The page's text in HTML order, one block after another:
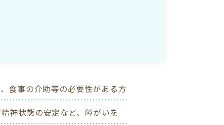
食事の介助等の必要性がある方
神状態の安定など、障がいを